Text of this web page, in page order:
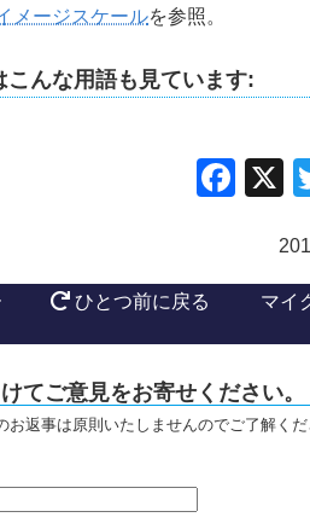
メージスケールを参照。
こんな用語も見ています:
ひとつ前に戻る マイ
てご意見をお寄せください。
お返事は原則いたしませんのでご了解く